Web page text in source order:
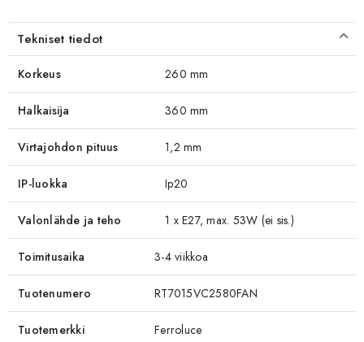
Tekniset tiedot
Korkeus 260 mm
Halkaisija 360 mm
Virtajohdon pituus 1,2 mm
IP-luokka Ip20
Valonlähde ja teho 1 x E27, max. 53W (ei sis.)
Toimitusaika 3-4 viikkoa
Tuotenumero RT7015VC2580FAN
Tuotemerkki Ferroluce